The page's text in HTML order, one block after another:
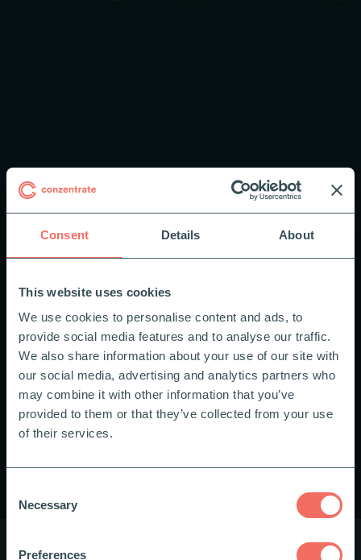
Consent Details About
This website uses cookies
We use cookies to personalise content and ads, to
provide social media features and to analyse our traffic.
We also share information about your use of our site with
our social media, advertising and analytics partners who
may combine it with other information that you’ve
provided to them or that they’ve collected from your use
of their services.
Selection
Necessary
Preferences